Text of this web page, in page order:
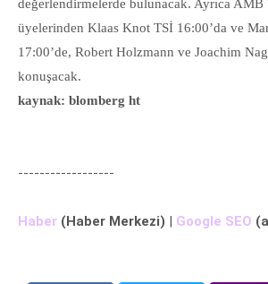
değerlendirmelerde bulunacak. Ayrıca
üyelerinden Klaas Knot TSİ 16:00’da ve
17:00’de, Robert Holzmann ve Joachim
konuşacak.
kaynak: blomberg ht
------------------
Haber (Haber Merkezi) | Google SEO